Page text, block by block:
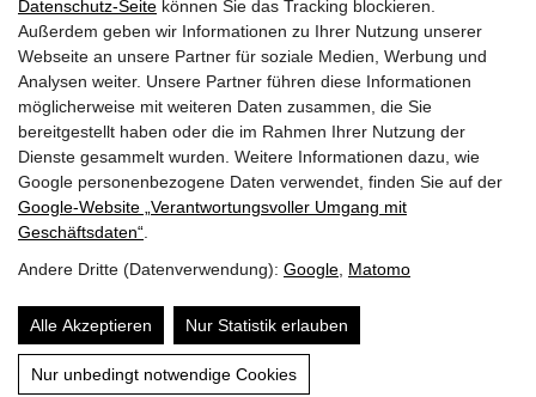
Datenschutz-Seite können Sie das Tracking blockieren.
Außerdem geben wir Informationen zu Ihrer Nutzung unserer
Webseite an unsere Partner für soziale Medien, Werbung und
Analysen weiter. Unsere Partner führen diese Informationen
möglicherweise mit weiteren Daten zusammen, die Sie
bereitgestellt haben oder die im Rahmen Ihrer Nutzung der
Dienste gesammelt wurden. Weitere Informationen dazu, wie
Google personenbezogene Daten verwendet, finden Sie auf der
Google‑Website „Verantwortungsvoller Umgang mit
Geschäftsdaten“
Andere Dritte (Datenverwendung): Google Matomo
Alle Akzeptieren Nur Statistik erlauben
Nur unbedingt notwendige Cookies
Seminar: Bauphysik Teil 2 Feuchte- & Wärmeschutz
Holztechnikum Kuchl, ISOCELL GmbH CO KG
SBG
12:00 -17:00
Seiten drucken
© 2026 | Dein Date mit Holz.powered byKOPPELHUBER² und
Partner ZT OG
|
Über uns Datenschutz Impressum